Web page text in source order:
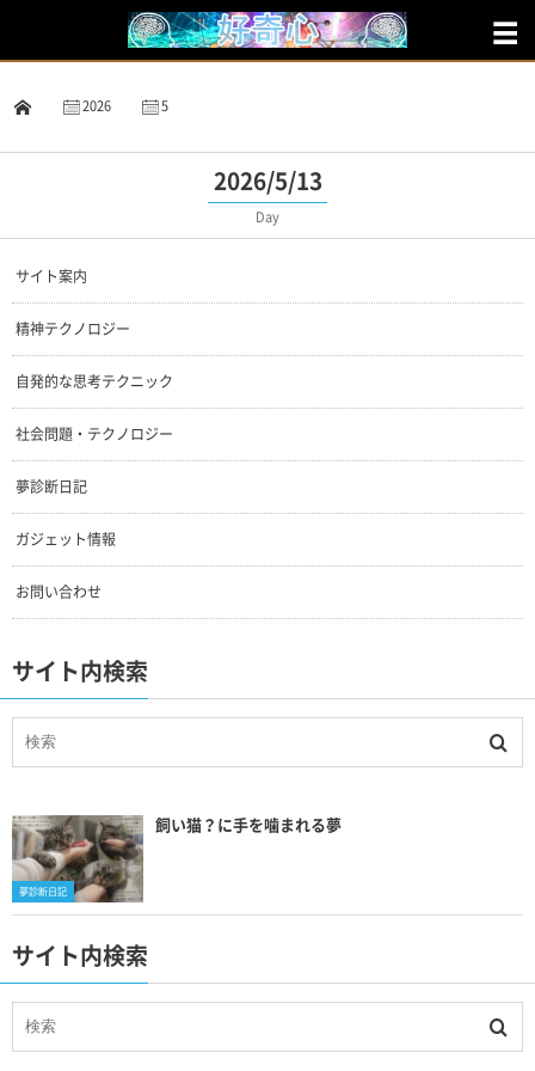
2026 5
2026/5/13
Day
サイト案内
精神テクノロジー
自発的な思考テクニック
社会問題・テクノロジー
夢診断日記
ガジェット情報
お問い合わせ
サイト内検索
夢診断日記
飼い猫？に手を噛まれる夢
サイト内検索